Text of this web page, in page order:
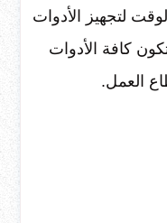
لتجهيز الأدوات
كافة الأدوات
العمل.